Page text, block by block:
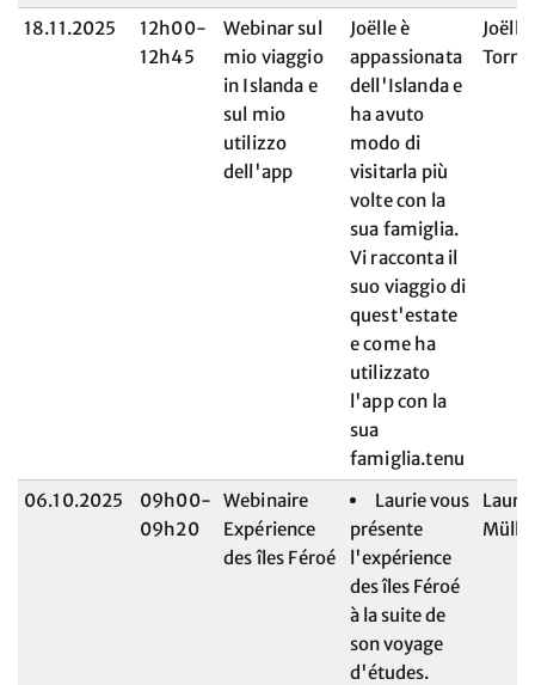
18.11.2025
12h00-
12h45
Webinar sul
mio viaggio
in Islanda e
sul mio
utilizzo
dell'app
Joëlle è
appassionata
dell'Islanda e
ha avuto
modo di
visitarla più
volte con la
sua famiglia.
Vi racconta il
suo viaggio di
quest'estate
e come ha
utilizzato
l'app con la
sua
famiglia.tenu
Joëlle
06.10.2025
09h00-
09h20
Webinaire
Expérience
des îles Féroé
Laurie vous
présente
l'expérience
des îles Féroé
à la suite de
son voyage
d'études.
Laurie